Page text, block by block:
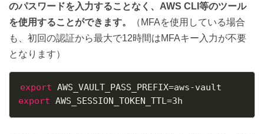
のパスワードを入力することなく、AWS CLI等のツール
を使用することができます。
（MFAを使用している場合
も、初回の認証から最大で12時間はMFAキー入力が不要
となります）
export AWS_VAULT_PASS_PREFIX=
export AWS_SESSION_TOKEN_TTL=3h